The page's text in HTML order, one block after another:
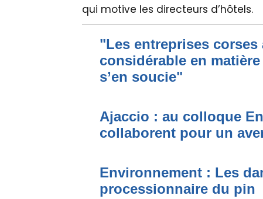
qui motive les directeurs d’hôtels.
"Les entreprises corses
considérable en
s’en soucie"
Ajaccio : au colloque
collaborent pour un
Environnement : Les
processionnaire du pin